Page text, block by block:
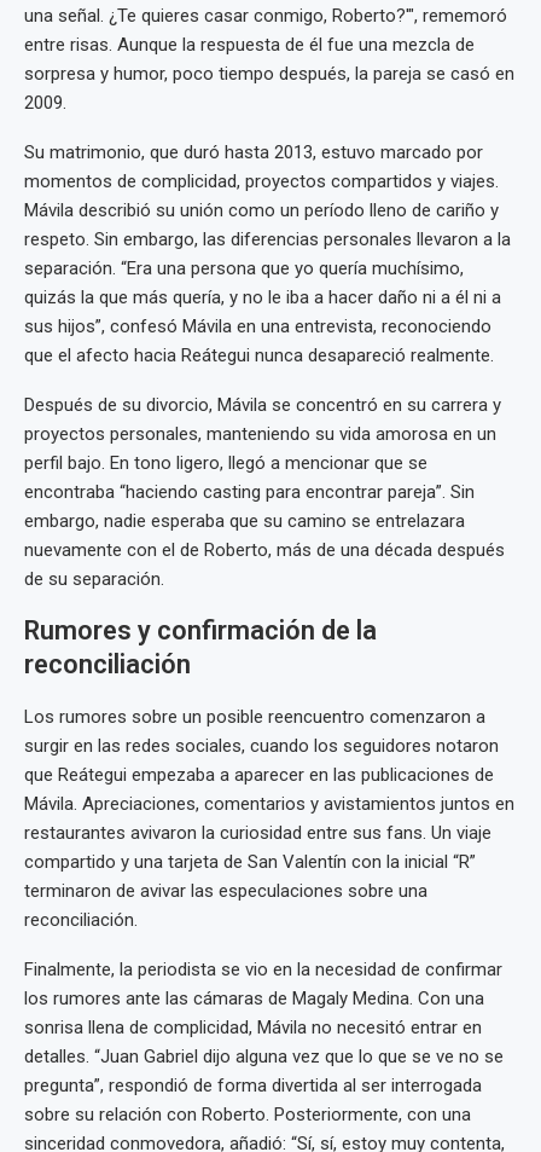
una señal. ¿Te quieres casar conmigo, Roberto?'", rememoró
entre risas. Aunque la respuesta de él fue una mezcla de
sorpresa y humor, poco tiempo después, la pareja se casó en
2009.
Su matrimonio, que duró hasta 2013, estuvo marcado por
momentos de complicidad, proyectos compartidos y viajes.
Mávila describió su unión como un período lleno de cariño y
respeto. Sin embargo, las diferencias personales llevaron a la
separación. “Era una persona que yo quería muchísimo,
quizás la que más quería, y no le iba a hacer daño ni a él ni a
sus hijos”, confesó Mávila en una entrevista, reconociendo
que el afecto hacia Reátegui nunca desapareció realmente.
Después de su divorcio, Mávila se concentró en su carrera y
proyectos personales, manteniendo su vida amorosa en un
perfil bajo. En tono ligero, llegó a mencionar que se
encontraba “haciendo casting para encontrar pareja”. Sin
embargo, nadie esperaba que su camino se entrelazara
nuevamente con el de Roberto, más de una década después
de su separación.
Rumores y confirmación de la
reconciliación
Los rumores sobre un posible reencuentro comenzaron a
surgir en las redes sociales, cuando los seguidores notaron
que Reátegui empezaba a aparecer en las publicaciones de
Mávila. Apreciaciones, comentarios y avistamientos juntos en
restaurantes avivaron la curiosidad entre sus fans. Un viaje
compartido y una tarjeta de San Valentín con la inicial “R”
terminaron de avivar las especulaciones sobre una
reconciliación.
Finalmente, la periodista se vio en la necesidad de confirmar
los rumores ante las cámaras de Magaly Medina. Con una
sonrisa llena de complicidad, Mávila no necesitó entrar en
detalles. “Juan Gabriel dijo alguna vez que lo que se ve no se
pregunta”, respondió de forma divertida al ser interrogada
sobre su relación con Roberto. Posteriormente, con una
sinceridad conmovedora, añadió: “Sí, sí, estoy muy contenta,